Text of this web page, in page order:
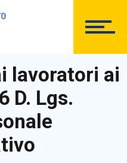
lavoratori ai
D. Lgs.